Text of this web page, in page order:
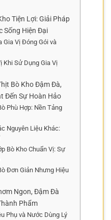
Tiện Lợi: Giải Pháp
Sống Hiện Đại
Gia Vị Đóng Gói và
Khi Sử Dụng Gia Vị
Bò Kho Đậm Đà,
Đến Sự Hoàn Hảo
Phù Hợp: Nền Tảng
Nguyên Liệu Khác:
Bò Kho Chuẩn Vị: Sự
Đơn Giản Nhưng Hiệu
Ngon, Đậm Đà
Phẩm
Phụ và Nước Dùng Lý